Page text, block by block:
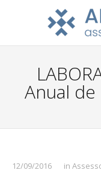
Anual
12/09/2016 in